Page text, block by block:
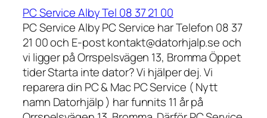
PC Service Alby Tel 08 37 21 00
PC Service Alby PC Service har Telefon 08 37
21 00 och E-post kontakt@datorhjalp.se och
vi ligger på Orrspelsvägen 13, Bromma Öppet
tider Starta inte dator? Vi hjälper dej. Vi
reparera din PC & Mac PC Service ( Nytt
namn Datorhjälp ) har funnits 11 år på